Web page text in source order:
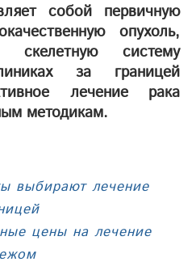
собой первичную
опухоль,
скелетную систему
за границей
лечение рака
методикам.
выбирают лечение
цены на лечение